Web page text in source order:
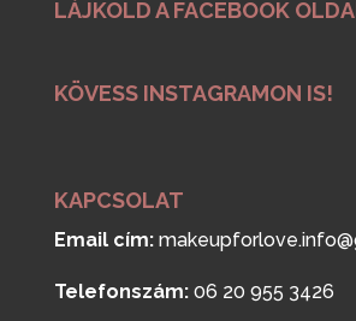
LÁJKOLD A FACEBOOK
KÖVESS INSTAGRAMON IS!
KAPCSOLAT
Email cím:
Telefonszám:06 20 955 3426